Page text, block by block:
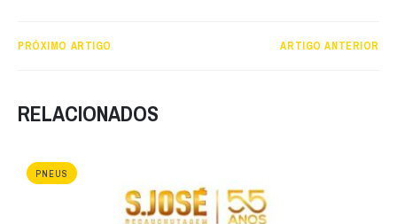
PRÓXIMO ARTIGO ARTIGO ANTERIOR
RELACIONADOS
PNEUS